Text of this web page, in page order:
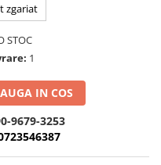
zgariat
STOC
1
IN COS
9679-3253